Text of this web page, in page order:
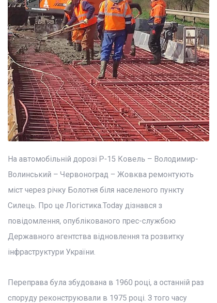
На автомобільній дорозі Р-15 Ковель – Володимир-
Волинський – Червоноград – Жовква ремонтують
міст через річку Болотня біля населеного пункту
Силець. Про це Логістика.Today дізнався з
повідомлення, опублікованого прес-службою
Державного агентства відновлення та розвитку
інфраструктури України.
Переправа була збудована в 1960 році, а останній раз
споруду реконструювали в 1975 році. З того часу